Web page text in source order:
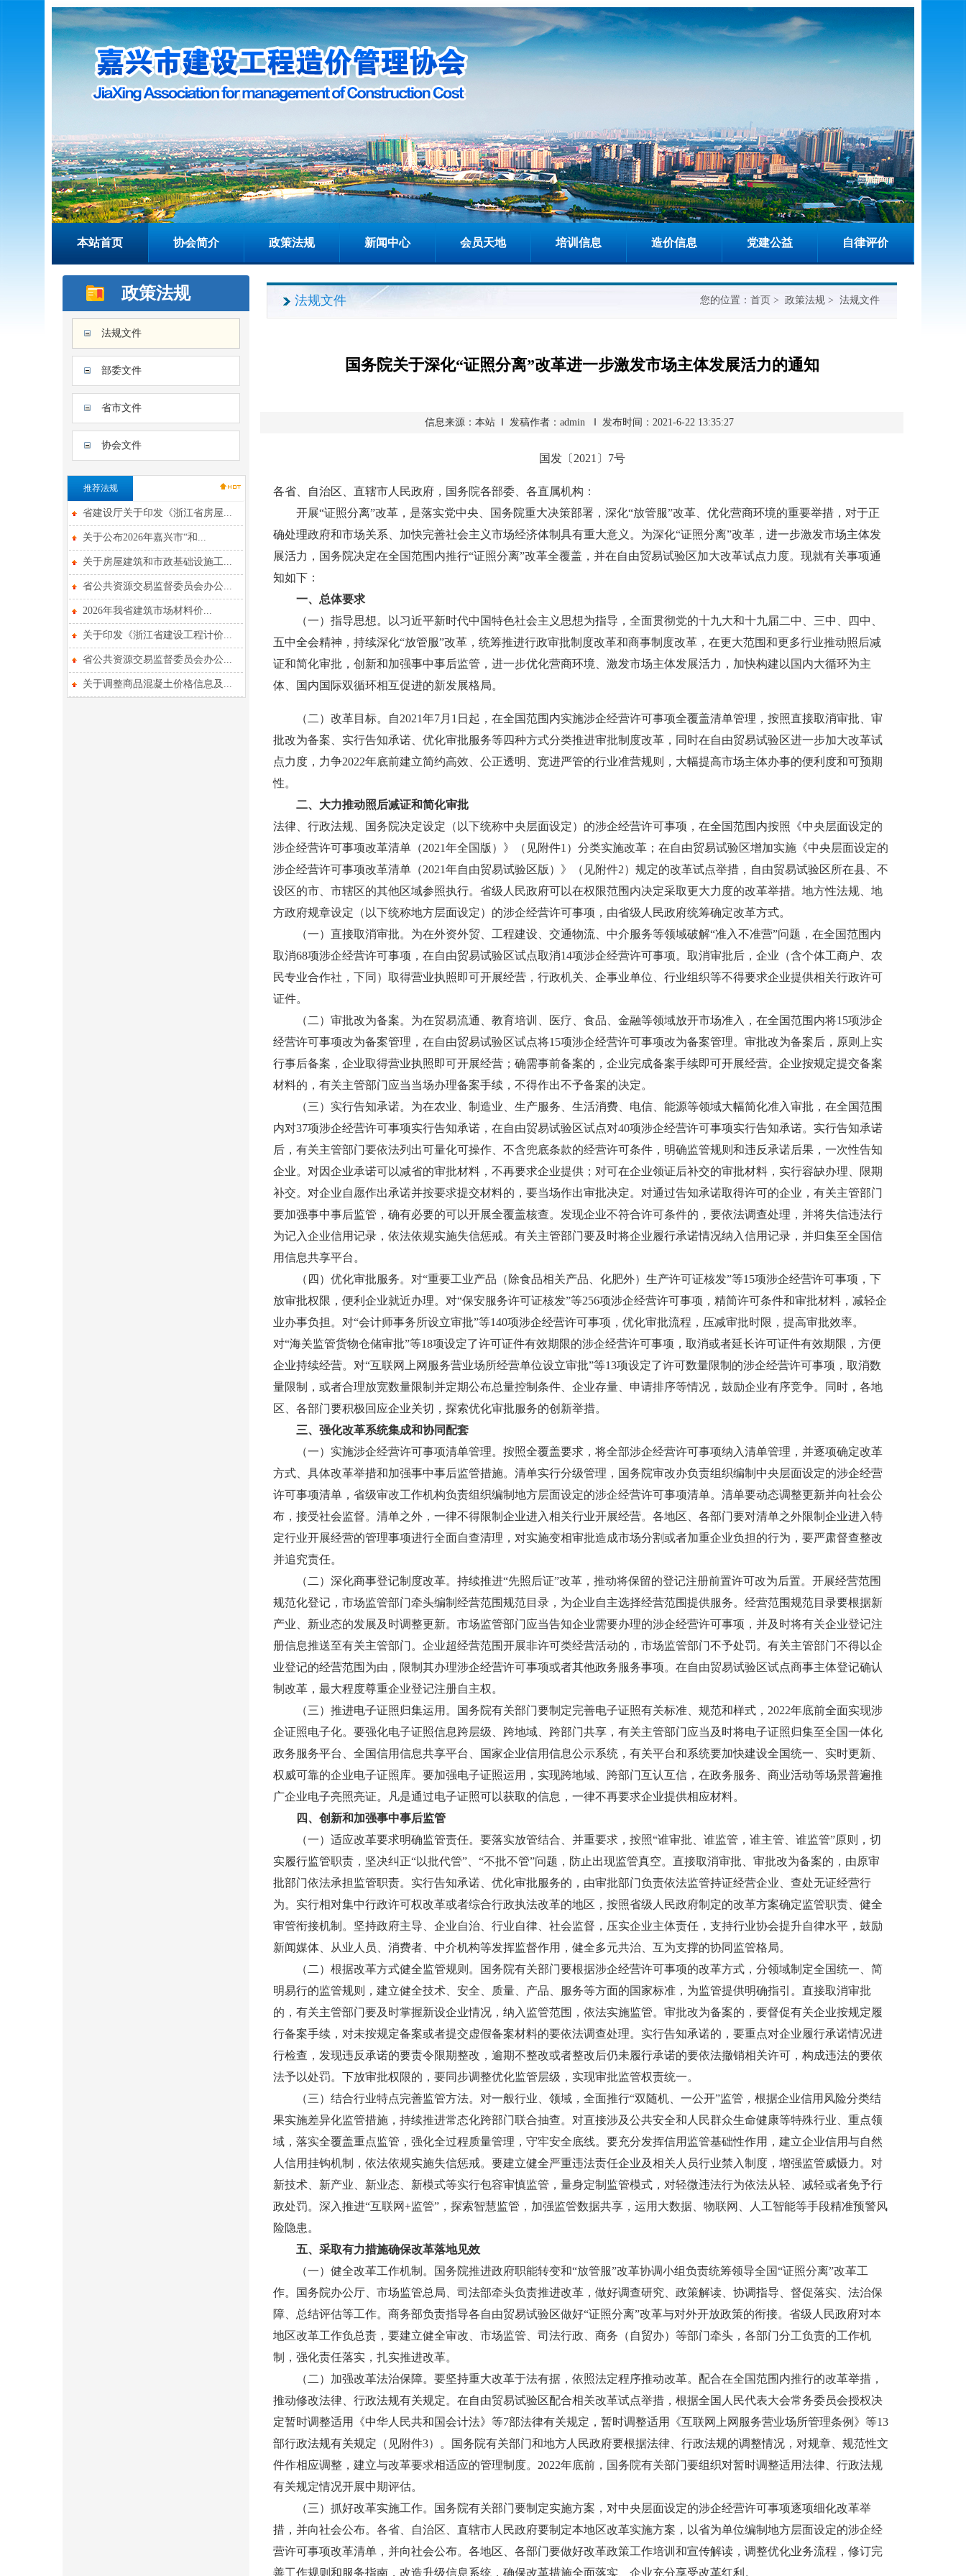
本站首页 协会简介 政策法规 新闻中心 会员天地 培训信息 造价信息 党建公益 自律评价
政策法规
法规文件
部委文件
省市文件
协会文件
推荐法规
省建设厅关于印发《浙江省房屋...
关于公布2026年嘉兴市“和...
关于房屋建筑和市政基础设施工...
省公共资源交易监督委员会办公...
2026年我省建筑市场材料价...
关于印发《浙江省建设工程计价...
省公共资源交易监督委员会办公...
关于调整商品混凝土价格信息及...
法规文件 您的位置： 首页 > 政策法规 > 法规文件
国务院关于深化“证照分离”改革进一步激发市场主体发展活力的通知
信息来源：本站 ‖ 发稿作者：admin ‖ 发布时间：2021-6-22 13:35:27
国发〔2021〕7号
各省、自治区、直辖市人民政府，国务院各部委、各直属机构：
开展“证照分离”改革，是落实党中央、国务院重大决策部署，深化“放管服”改革、优化营商环境的重要举措，对于正
确处理政府和市场关系、加快完善社会主义市场经济体制具有重大意义。为深化“证照分离”改革，进一步激发市场主体发
展活力，国务院决定在全国范围内推行“证照分离”改革全覆盖，并在自由贸易试验区加大改革试点力度。现就有关事项通
知如下：
一、总体要求
（一）指导思想。以习近平新时代中国特色社会主义思想为指导，全面贯彻党的十九大和十九届二中、三中、四中、
五中全会精神，持续深化“放管服”改革，统筹推进行政审批制度改革和商事制度改革，在更大范围和更多行业推动照后减
证和简化审批，创新和加强事中事后监管，进一步优化营商环境、激发市场主体发展活力，加快构建以国内大循环为主
体、国内国际双循环相互促进的新发展格局。
（二）改革目标。自2021年7月1日起，在全国范围内实施涉企经营许可事项全覆盖清单管理，按照直接取消审批、审
批改为备案、实行告知承诺、优化审批服务等四种方式分类推进审批制度改革，同时在自由贸易试验区进一步加大改革试
点力度，力争2022年底前建立简约高效、公正透明、宽进严管的行业准营规则，大幅提高市场主体办事的便利度和可预期
性。
二、大力推动照后减证和简化审批
法律、行政法规、国务院决定设定（以下统称中央层面设定）的涉企经营许可事项，在全国范围内按照《中央层面设定的
涉企经营许可事项改革清单（2021年全国版）》（见附件1）分类实施改革；在自由贸易试验区增加实施《中央层面设定的
涉企经营许可事项改革清单（2021年自由贸易试验区版）》（见附件2）规定的改革试点举措，自由贸易试验区所在县、不
设区的市、市辖区的其他区域参照执行。省级人民政府可以在权限范围内决定采取更大力度的改革举措。地方性法规、地
方政府规章设定（以下统称地方层面设定）的涉企经营许可事项，由省级人民政府统筹确定改革方式。
（一）直接取消审批。为在外资外贸、工程建设、交通物流、中介服务等领域破解“准入不准营”问题，在全国范围内
取消68项涉企经营许可事项，在自由贸易试验区试点取消14项涉企经营许可事项。取消审批后，企业（含个体工商户、农
民专业合作社，下同）取得营业执照即可开展经营，行政机关、企事业单位、行业组织等不得要求企业提供相关行政许可
证件。
（二）审批改为备案。为在贸易流通、教育培训、医疗、食品、金融等领域放开市场准入，在全国范围内将15项涉企
经营许可事项改为备案管理，在自由贸易试验区试点将15项涉企经营许可事项改为备案管理。审批改为备案后，原则上实
行事后备案，企业取得营业执照即可开展经营；确需事前备案的，企业完成备案手续即可开展经营。企业按规定提交备案
材料的，有关主管部门应当当场办理备案手续，不得作出不予备案的决定。
（三）实行告知承诺。为在农业、制造业、生产服务、生活消费、电信、能源等领域大幅简化准入审批，在全国范围
内对37项涉企经营许可事项实行告知承诺，在自由贸易试验区试点对40项涉企经营许可事项实行告知承诺。实行告知承诺
后，有关主管部门要依法列出可量化可操作、不含兜底条款的经营许可条件，明确监管规则和违反承诺后果，一次性告知
企业。对因企业承诺可以减省的审批材料，不再要求企业提供；对可在企业领证后补交的审批材料，实行容缺办理、限期
补交。对企业自愿作出承诺并按要求提交材料的，要当场作出审批决定。对通过告知承诺取得许可的企业，有关主管部门
要加强事中事后监管，确有必要的可以开展全覆盖核查。发现企业不符合许可条件的，要依法调查处理，并将失信违法行
为记入企业信用记录，依法依规实施失信惩戒。有关主管部门要及时将企业履行承诺情况纳入信用记录，并归集至全国信
用信息共享平台。
（四）优化审批服务。对“重要工业产品（除食品相关产品、化肥外）生产许可证核发”等15项涉企经营许可事项，下
放审批权限，便利企业就近办理。对“保安服务许可证核发”等256项涉企经营许可事项，精简许可条件和审批材料，减轻企
业办事负担。对“会计师事务所设立审批”等140项涉企经营许可事项，优化审批流程，压减审批时限，提高审批效率。
对“海关监管货物仓储审批”等18项设定了许可证件有效期限的涉企经营许可事项，取消或者延长许可证件有效期限，方便
企业持续经营。对“互联网上网服务营业场所经营单位设立审批”等13项设定了许可数量限制的涉企经营许可事项，取消数
量限制，或者合理放宽数量限制并定期公布总量控制条件、企业存量、申请排序等情况，鼓励企业有序竞争。同时，各地
区、各部门要积极回应企业关切，探索优化审批服务的创新举措。
三、强化改革系统集成和协同配套
（一）实施涉企经营许可事项清单管理。按照全覆盖要求，将全部涉企经营许可事项纳入清单管理，并逐项确定改革
方式、具体改革举措和加强事中事后监管措施。清单实行分级管理，国务院审改办负责组织编制中央层面设定的涉企经营
许可事项清单，省级审改工作机构负责组织编制地方层面设定的涉企经营许可事项清单。清单要动态调整更新并向社会公
布，接受社会监督。清单之外，一律不得限制企业进入相关行业开展经营。各地区、各部门要对清单之外限制企业进入特
定行业开展经营的管理事项进行全面自查清理，对实施变相审批造成市场分割或者加重企业负担的行为，要严肃督查整改
并追究责任。
（二）深化商事登记制度改革。持续推进“先照后证”改革，推动将保留的登记注册前置许可改为后置。开展经营范围
规范化登记，市场监管部门牵头编制经营范围规范目录，为企业自主选择经营范围提供服务。经营范围规范目录要根据新
产业、新业态的发展及时调整更新。市场监管部门应当告知企业需要办理的涉企经营许可事项，并及时将有关企业登记注
册信息推送至有关主管部门。企业超经营范围开展非许可类经营活动的，市场监管部门不予处罚。有关主管部门不得以企
业登记的经营范围为由，限制其办理涉企经营许可事项或者其他政务服务事项。在自由贸易试验区试点商事主体登记确认
制改革，最大程度尊重企业登记注册自主权。
（三）推进电子证照归集运用。国务院有关部门要制定完善电子证照有关标准、规范和样式，2022年底前全面实现涉
企证照电子化。要强化电子证照信息跨层级、跨地域、跨部门共享，有关主管部门应当及时将电子证照归集至全国一体化
政务服务平台、全国信用信息共享平台、国家企业信用信息公示系统，有关平台和系统要加快建设全国统一、实时更新、
权威可靠的企业电子证照库。要加强电子证照运用，实现跨地域、跨部门互认互信，在政务服务、商业活动等场景普遍推
广企业电子亮照亮证。凡是通过电子证照可以获取的信息，一律不再要求企业提供相应材料。
四、创新和加强事中事后监管
（一）适应改革要求明确监管责任。要落实放管结合、并重要求，按照“谁审批、谁监管，谁主管、谁监管”原则，切
实履行监管职责，坚决纠正“以批代管”、“不批不管”问题，防止出现监管真空。直接取消审批、审批改为备案的，由原审
批部门依法承担监管职责。实行告知承诺、优化审批服务的，由审批部门负责依法监管持证经营企业、查处无证经营行
为。实行相对集中行政许可权改革或者综合行政执法改革的地区，按照省级人民政府制定的改革方案确定监管职责、健全
审管衔接机制。坚持政府主导、企业自治、行业自律、社会监督，压实企业主体责任，支持行业协会提升自律水平，鼓励
新闻媒体、从业人员、消费者、中介机构等发挥监督作用，健全多元共治、互为支撑的协同监管格局。
（二）根据改革方式健全监管规则。国务院有关部门要根据涉企经营许可事项的改革方式，分领域制定全国统一、简
明易行的监管规则，建立健全技术、安全、质量、产品、服务等方面的国家标准，为监管提供明确指引。直接取消审批
的，有关主管部门要及时掌握新设企业情况，纳入监管范围，依法实施监管。审批改为备案的，要督促有关企业按规定履
行备案手续，对未按规定备案或者提交虚假备案材料的要依法调查处理。实行告知承诺的，要重点对企业履行承诺情况进
行检查，发现违反承诺的要责令限期整改，逾期不整改或者整改后仍未履行承诺的要依法撤销相关许可，构成违法的要依
法予以处罚。下放审批权限的，要同步调整优化监管层级，实现审批监管权责统一。
（三）结合行业特点完善监管方法。对一般行业、领域，全面推行“双随机、一公开”监管，根据企业信用风险分类结
果实施差异化监管措施，持续推进常态化跨部门联合抽查。对直接涉及公共安全和人民群众生命健康等特殊行业、重点领
域，落实全覆盖重点监管，强化全过程质量管理，守牢安全底线。要充分发挥信用监管基础性作用，建立企业信用与自然
人信用挂钩机制，依法依规实施失信惩戒。要建立健全严重违法责任企业及相关人员行业禁入制度，增强监管威慑力。对
新技术、新产业、新业态、新模式等实行包容审慎监管，量身定制监管模式，对轻微违法行为依法从轻、减轻或者免予行
政处罚。深入推进“互联网+监管”，探索智慧监管，加强监管数据共享，运用大数据、物联网、人工智能等手段精准预警风
险隐患。
五、采取有力措施确保改革落地见效
（一）健全改革工作机制。国务院推进政府职能转变和“放管服”改革协调小组负责统筹领导全国“证照分离”改革工
作。国务院办公厅、市场监管总局、司法部牵头负责推进改革，做好调查研究、政策解读、协调指导、督促落实、法治保
障、总结评估等工作。商务部负责指导各自由贸易试验区做好“证照分离”改革与对外开放政策的衔接。省级人民政府对本
地区改革工作负总责，要建立健全审改、市场监管、司法行政、商务（自贸办）等部门牵头，各部门分工负责的工作机
制，强化责任落实，扎实推进改革。
（二）加强改革法治保障。要坚持重大改革于法有据，依照法定程序推动改革。配合在全国范围内推行的改革举措，
推动修改法律、行政法规有关规定。在自由贸易试验区配合相关改革试点举措，根据全国人民代表大会常务委员会授权决
定暂时调整适用《中华人民共和国会计法》等7部法律有关规定，暂时调整适用《互联网上网服务营业场所管理条例》等13
部行政法规有关规定（见附件3）。国务院有关部门和地方人民政府要根据法律、行政法规的调整情况，对规章、规范性文
件作相应调整，建立与改革要求相适应的管理制度。2022年底前，国务院有关部门要组织对暂时调整适用法律、行政法规
有关规定情况开展中期评估。
（三）抓好改革实施工作。国务院有关部门要制定实施方案，对中央层面设定的涉企经营许可事项逐项细化改革举
措，并向社会公布。各省、自治区、直辖市人民政府要制定本地区改革实施方案，以省为单位编制地方层面设定的涉企经
营许可事项改革清单，并向社会公布。各地区、各部门要做好改革政策工作培训和宣传解读，调整优化业务流程，修订完
善工作规则和服务指南，改造升级信息系统，确保改革措施全面落实、企业充分享受改革红利。